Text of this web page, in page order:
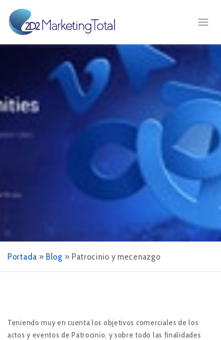
Portada » Blog » Patrocinio y mecenazgo
Teniendo muy en cuenta los objetivos comerciales de los
actos y eventos de Patrocinio, y sobre todo las finalidades